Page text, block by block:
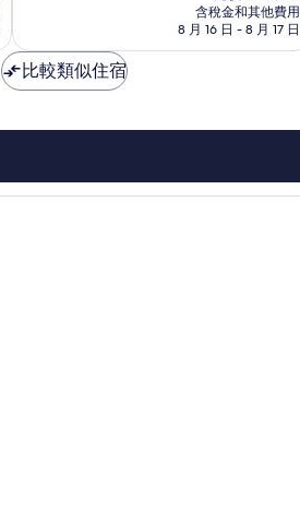
棒
了，
1,005
評
價
格
為
含稅金和其他費用
8 月 16 日 - 8 月 17 日
比較類似住宿